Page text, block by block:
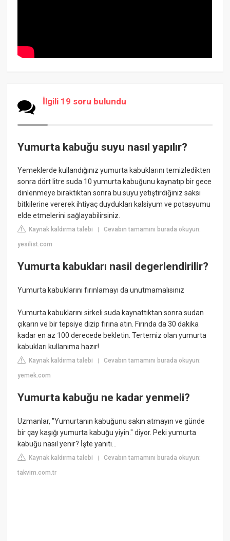
İlgili 19 soru bulundu
Yumurta kabuğu suyu nasıl yapılır?
Yemeklerde kullandığınız yumurta kabuklarını temizledikten
sonra dört litre suda 10 yumurta kabuğunu kaynatıp bir gece
dinlenmeye bıraktıktan sonra bu suyu yetiştirdiğiniz saksı
bitkilerine vererek ihtiyaç duydukları kalsiyum ve potasyumu
elde etmelerini sağlayabilirsiniz.
Kaynak kaldırma talebi |Cevabın tamamını burada okuyun:
yesilist.com
Yumurta kabukları nasil degerlendirilir?
Yumurta kabuklarını fırınlamayı da unutmamalısınız
Yumurta kabuklarını sirkeli suda kaynattıktan sonra sudan
çıkarın ve bir tepsiye dizip fırına atın. Fırında da 30 dakika
kadar en az 100 derecede bekletin. Tertemiz olan yumurta
kabukları kullanıma hazır!
Kaynak kaldırma talebi |Cevabın tamamını burada okuyun:
yemek.com
Yumurta kabuğu ne kadar yenmeli?
Uzmanlar, "Yumurtanın kabuğunu sakın atmayın ve günde
bir çay kaşığı yumurta kabuğu yiyin." diyor. Peki yumurta
kabuğu nasıl yenir? İşte yanıtı...
Kaynak kaldırma talebi |Cevabın tamamını burada okuyun:
takvim.com.tr